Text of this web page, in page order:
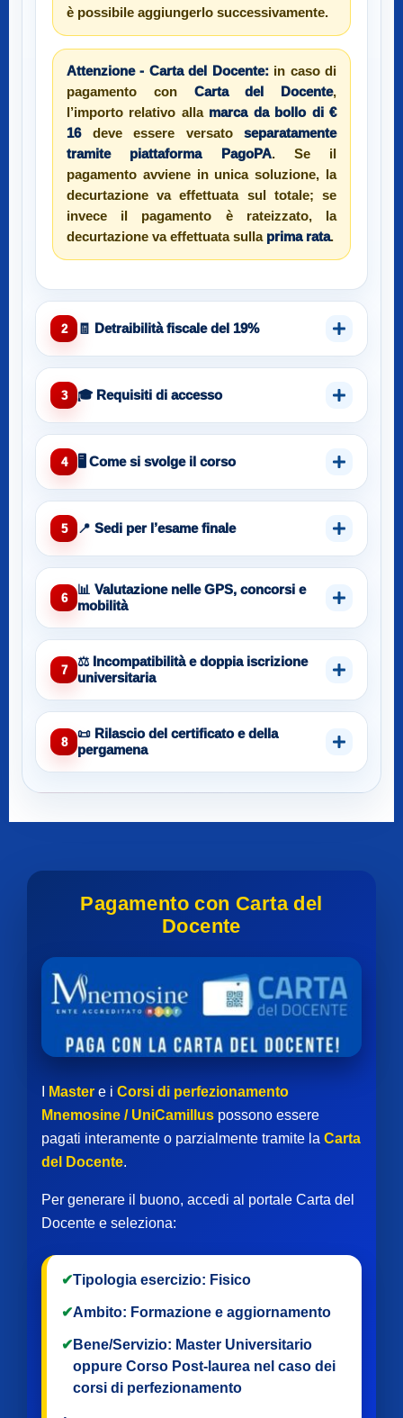
è possibile aggiungerlo successivamente.
Attenzione - Carta del Docente:in caso di
pagamento con Carta del Docente,
l’importo relativo alla marca da bollo di €
16deve essere versato separatamente
tramite piattaforma PagoPA. Se il
pagamento avviene in unica soluzione, la
decurtazione va effettuata sul totale; se
invece il pagamento è rateizzato, la
decurtazione va effettuata sulla prima rata.
2 🧾 Detraibilità fiscale del 19%
3 🎓 Requisiti di accesso
4 🖥️ Come si svolge il corso
5 📍 Sedi per l’esame finale
6
📊 Valutazione nelle GPS, concorsi e
mobilità
7
⚖️ Incompatibilità e doppia iscrizione
universitaria
8
📜 Rilascio del certificato e della
pergamena
Pagamento con Carta del
Docente
Master e i Corsi di perfezionamento
Mnemosine / UniCamillus possono essere
pagati interamente o parzialmente tramite la Carta
del Docente.
Per generare il buono, accedi al portale Carta del
Docente e seleziona:
✔Tipologia esercizio: Fisico
✔Ambito: Formazione e aggiornamento
✔ Bene/Servizio: Master Universitario
oppure Corso Post-laurea nel caso dei
corsi di perfezionamento